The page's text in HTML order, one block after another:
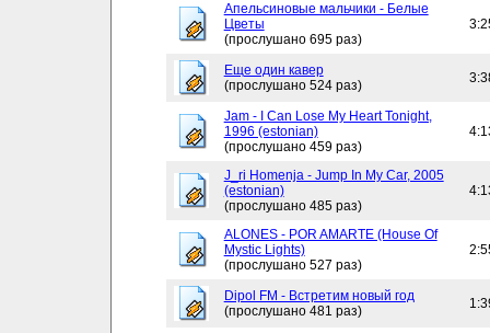
Апельсиновые мальчики - Белые
Цветы
(прослушано 695 раз)
Еще один кавер
(прослушано 524 раз)
Jam - I Can Lose My Heart Tonight,
1996 (estonian)
(прослушано 459 раз)
J_ri Homenja - Jump In My Car, 2005
(estonian)
(прослушано 485 раз)
ALONES - POR AMARTE (House Of
Mystic Lights)
(прослушано 527 раз)
Dipol FM - Встретим новый год
(прослушано 481 раз)